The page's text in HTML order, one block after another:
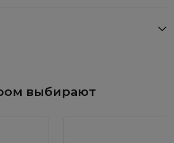
выбирают